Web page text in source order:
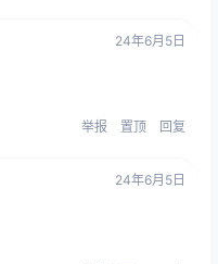
24年6月5日
举报 置顶 回复
24年6月5日